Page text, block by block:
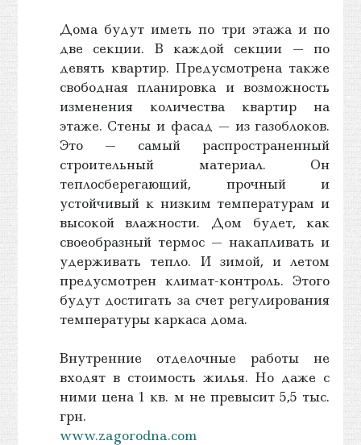
Дома будут иметь по три этажа и по
две секции. В каждой секции — по
девять квартир. Предусмотрена также
свободная планировка и возможность
изменения количества квартир на
этаже. Стены и фасад — из газоблоков.
Это — самый распространенный
строительный материал. Он
теплосберегающий, прочный и
устойчивый к низким температурам и
высокой влажности. Дом будет, как
своеобразный термос — накапливать и
удерживать тепло. И зимой, и летом
предусмотрен климат-контроль. Этого
будут достигать за счет регулирования
температуры каркаса дома.
Внутренние отделочные работы не
входят в стоимость жилья. Но даже с
ними цена 1 кв. м не превысит 5,5 тыс.
грн.
www.zagorodna.com